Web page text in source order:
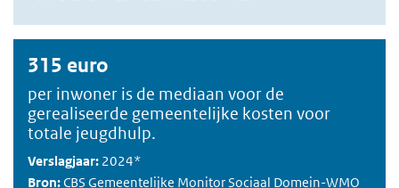
315 euro
per inwoner is de mediaan voor de
gerealiseerde gemeentelijke kosten voor
totale jeugdhulp.
Verslagjaar: 2024*
Bron:CBS Gemeentelijke Monitor Sociaal Domein-WMO